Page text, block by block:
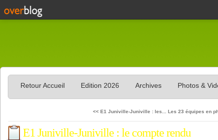
Retour Accueil Edition 2026 Archives Photos &
<< E1 Juniville-Juniville : les... Les 23 équipes en
E1 Juniville-Juniville : le compte rendu